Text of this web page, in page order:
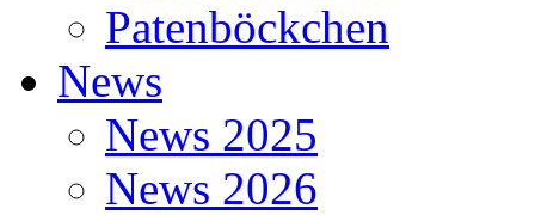
Patenböckchen
News
News 2025
News 2026